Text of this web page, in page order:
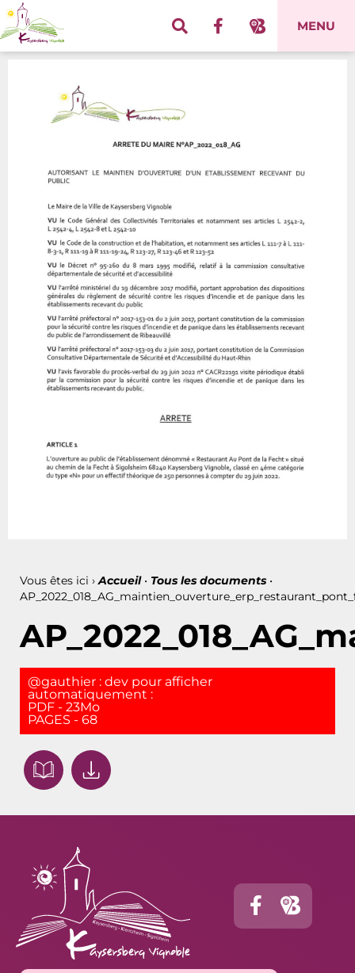
MENU
Vous êtes ici › Accueil• Tous les documents •
@gauthier : dev pour afficher
automatiquement :
PDF - 23Mo
PAGES - 68
Panneau de gestion des cookies